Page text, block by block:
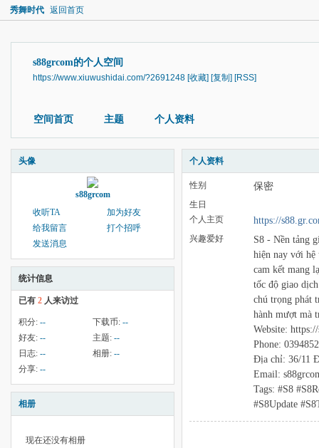
秀舞时代 返回首页
s88grcom的个人空间
https://www.xiuwushidai.com/?2691248 [收藏] [复制] [RSS]
空间首页 主题 个人资料
头像
s88grcom
收听TA
加为好友
给我留言
打个招呼
发送消息
统计信息
已有 2 人来访过
积分: -- 下载币: --
好友: -- 主题: --
日志: -- 相册: --
分享: --
相册
现在还没有相册
个人资料
性别 保密
生日
个人主页
https://
兴趣爱好
S8 - Nền tảng
hiện nay với hệ
cam kết mang
tốc độ giao
chú trọng phát
hành mượt mà
Website:
Phone:
Địa chỉ: 36/11
Email:
Tags: #S8
#S8Update